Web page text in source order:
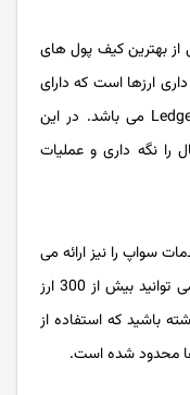
از بهترین کیف پول های
ارزها است که دارای
قابلیت سواپ ارز دیجیتال با نام Ledger Swap می باشد. در این
بیش از 45 ارز دیجیتال را نگه داری و عملیات
سواپ را نیز ارائه می
دهد. براساس قابلیت Binance Convert می توانید بیش از 300 ارز
باشید که استفاده از
ها محدود شده است.